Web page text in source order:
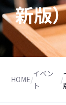
新版
HOME/
イベン
ト
/